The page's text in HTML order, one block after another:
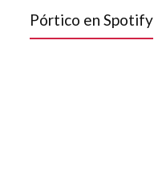
Pórtico en Spotify